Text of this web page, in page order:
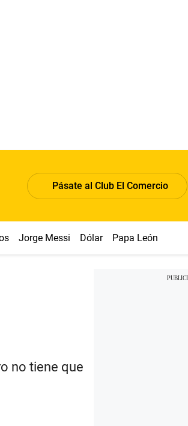
Pásate al Club El Comercio
Jorge Messi Dólar Papa León XIV
no tiene que